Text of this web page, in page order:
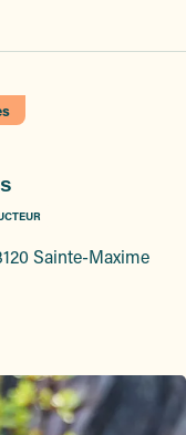
Sainte-Maxime
favoris